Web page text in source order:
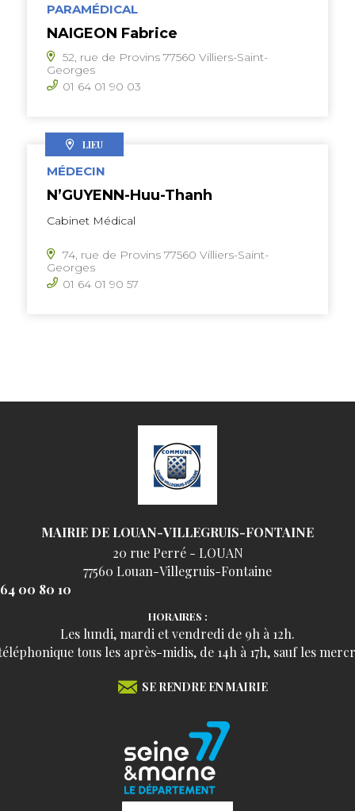
PARAMÉDICAL
NAIGEON Fabrice
52, rue de Provins 77560 Villiers-Saint-
Georges
01 64 01 90 03
LIEU
MÉDECIN
N’GUYENN-Huu-Thanh
Cabinet Médical
74, rue de Provins 77560 Villiers-Saint-
Georges
01 64 01 90 57
MAIRIE DE LOUAN-VILLEGRUIS-FONTAINE
20 rue Perré - LOUAN
77560 Louan-Villegruis-Fontaine
00 80 10
HORAIRES :
Les lundi, mardi et vendredi de 9h à 12h.
tous les après-midis, de 14h à 17h, sauf les
SE RENDRE EN MAIRIE